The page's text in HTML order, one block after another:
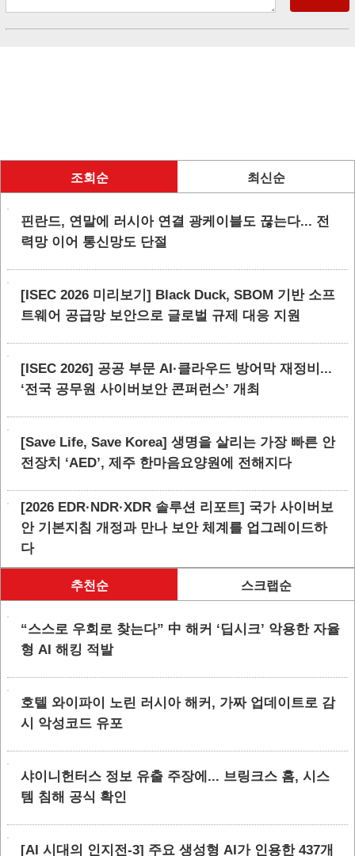
조회순 최신순
핀란드, 연말에 러시아 연결 광케이블도 끊는다... 전
력망 이어 통신망도 단절
[ISEC 2026 미리보기] Black Duck, SBOM 기반 소프
트웨어 공급망 보안으로 글로벌 규제 대응 지원
[ISEC 2026] 공공 부문 AI·클라우드 방어막 재정비...
‘전국 공무원 사이버보안 콘퍼런스’ 개최
[Save Life, Save Korea] 생명을 살리는 가장 빠른 안
전장치 ‘AED’, 제주 한마음요양원에 전해지다
[2026 EDR·NDR·XDR 솔루션 리포트] 국가 사이버보
안 기본지침 개정과 만나 보안 체계를 업그레이드하
다
추천순 스크랩순
“스스로 우회로 찾는다” 中 해커 ‘딥시크’ 악용한 자율
형 AI 해킹 적발
호텔 와이파이 노린 러시아 해커, 가짜 업데이트로 감
시 악성코드 유포
샤이니헌터스 정보 유출 주장에... 브링크스 홈, 시스
템 침해 공식 확인
[AI 시대의 인지전-3] 주요 생성형 AI가 인용한 437개